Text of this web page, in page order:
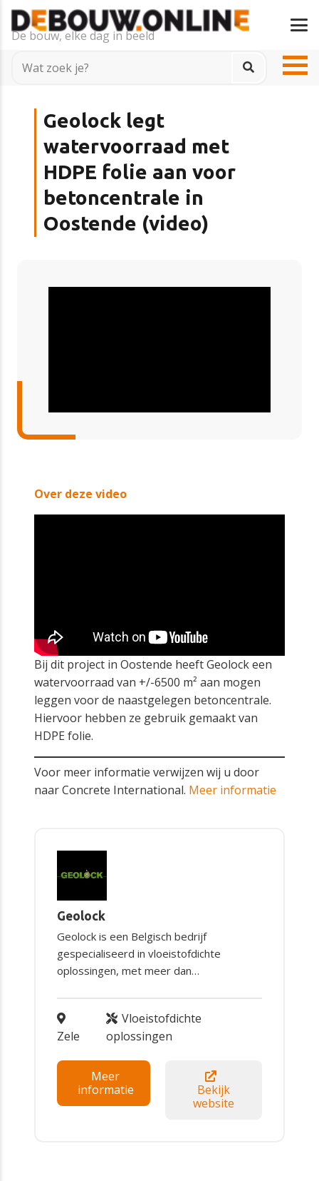
De bouw, elke dag in beeld
Geolock legt
watervoorraad met
HDPE folie aan voor
betoncentrale in
Oostende (video)
Over deze video
Bij dit project in Oostende heeft Geolock een
watervoorraad van +/-6500 m² aan mogen
leggen voor de naastgelegen betoncentrale.
Hiervoor hebben ze gebruik gemaakt van
HDPE folie.
Voor meer informatie verwijzen wij u door
naar Concrete International. Meer informatie
Geolock
Geolock is een Belgisch bedrijf
gespecialiseerd in vloeistofdichte
oplossingen, met meer dan…
Zele
Vloeistofdichte
oplossingen
Meer
informatie
Bekijk
website